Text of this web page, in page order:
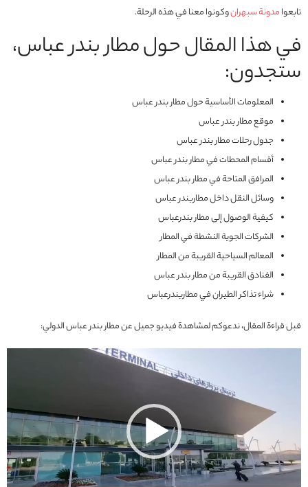
تابعوامدونة سبهرانوكونوا معنا في هذه الرحلة.
في هذا المقال حول مطار بندر عباس،
ستجدون:
المعلومات الأساسية حول مطار بندر عباس
موقع مطار بندر عباس
جدول رحلات مطار بندر عباس
أقسام المحطات في مطار بندر عباس
المرافق المتاحة في مطار بندر عباس
وسائل النقل داخل مطاربندر عباس
كيفية الوصول إلى مطار بندرعباس
الشركات الجوية النشطة في المطار
المعالم السياحية القريبة من المطار
الفنادق القريبة من مطار بندر عباس
شراء تذاكر الطيران في مطاربندرعباس
قبل قراءة المقال، ندعوكم لمشاهدة فيديو جميل عن مطار بندر عباس الدولي: